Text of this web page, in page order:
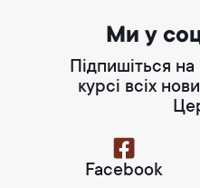
Ми у
Підпишіться
курсі всіх
Facebook